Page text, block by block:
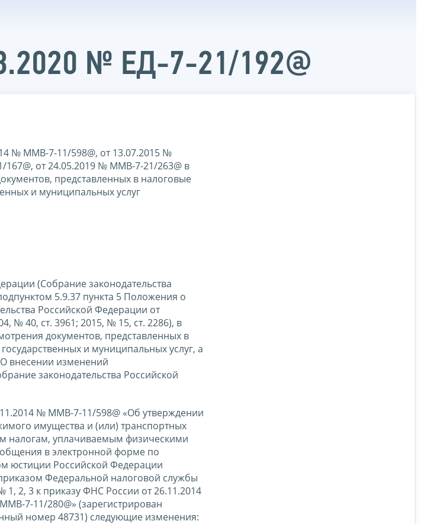
№ ЕД-7-21/192@
№ ММВ-7-11/598@, от 13.07.2015 №
от 24.05.2019 № ММВ-7-21/263@ в
представленных в налоговые
и муниципальных услуг
(Собрание законодательства
5.9.37 пункта 5 Положения о
Российской Федерации от
№ 40, ст. 3961; 2015, № 15, ст. 2286), в
документов, представленных в
и муниципальных услуг, а
внесении изменений
законодательства Российской
№ ММВ-7-11/598@ «Об утверждении
имущества и (или) транспортных
налогам, уплачиваемым физическими
в электронной форме по
юстиции Российской Федерации
Федеральной налоговой службы
2, 3 к приказу ФНС России от 26.11.2014
7-11/280@» (зарегистрирован
номер 48731) следующие изменения: